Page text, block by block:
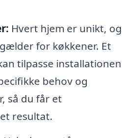
Hvert hjem er unikt, og
for køkkener. Et
tilpasse installationen
behov og
så du får et
resultat.